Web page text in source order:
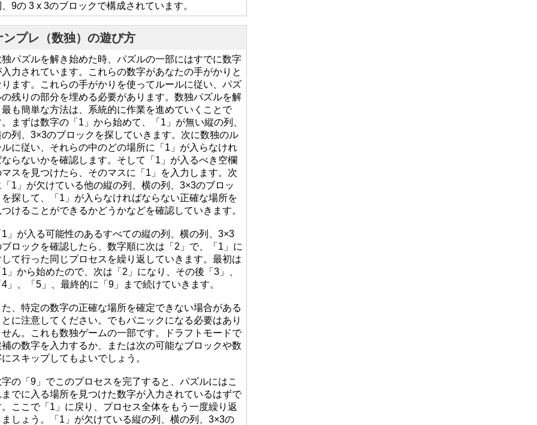
9の 3 x 3のブロックで構成されています。
ンプレ（数独）の遊び方
独パズルを解き始めた時、パズルの一部にはすでに数字
入力されています。これらの数字があなたの手がかりと
ります。これらの手がかりを使ってルールに従い、パズ
の残りの部分を埋める必要があります。数独パズルを解
最も簡単な方法は、系統的に作業を進めていくことで
まずは数字の「1」から始めて、「1」が無い縦の列、
の列、3×3のブロックを探していきます。次に数独のル
ルに従い、それらの中のどの場所に「1」が入らなけれ
ならないかを確認します。そして「1」が入るべき空欄
マスを見つけたら、そのマスに「1」を入力します。次
「1」が欠けている他の縦の列、横の列、3×3のブロッ
を探して、「1」が入らなければならない正確な場所を
けることができるかどうかなどを確認していきます。
1」が入る可能性のあるすべての縦の列、横の列、3×3
ブロックを確認したら、数字順に次は「2」で、「1」に
して行った同じプロセスを繰り返していきます。最初は
」から始めたので、次は「2」になり、その後「3」、
」、「5」、最終的に「9」まで続けていきます。
た、特定の数字の正確な場所を確定できない場合がある
とに注意してください。でもパニックになる必要はあり
せん。これも数独ゲームの一部です。ドラフトモードで
補の数字を入力するか、または次の可能なブロックや数
スキップしてもよいでしょう。
字の「9」でこのプロセスを完了すると、パズルにはこ
までに入る場所を見つけた数字が入力されているはずで
。ここで「1」に戻り、プロセス全体をもう一度繰り返
ましょう。「1」が欠けている縦の列、横の列、3×3の